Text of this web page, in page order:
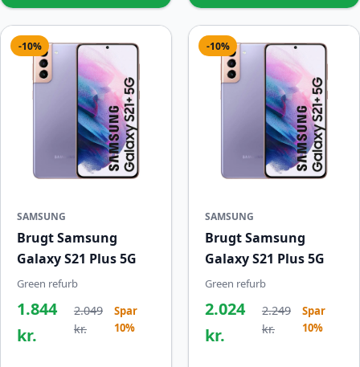
-10%
SAMSUNG
Brugt Samsung
Galaxy S21 Plus 5G
Green refurb
1.844
kr.
2.049
kr.
Spar
10%
-10%
SAMSUNG
Brugt Samsung
Galaxy S21 Plus 5G
Green refurb
2.024
kr.
2.249
kr.
Spar
10%